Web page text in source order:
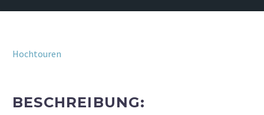
Hochtouren
BESCHREIBUNG: